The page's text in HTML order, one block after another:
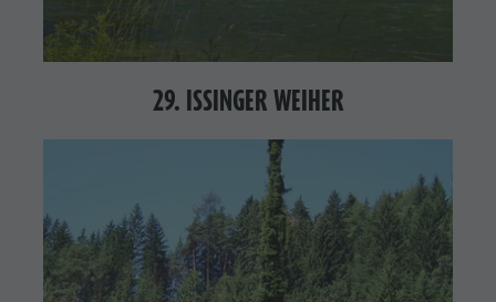
29. ISSINGER WEIHER